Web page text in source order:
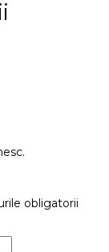
obligatorii